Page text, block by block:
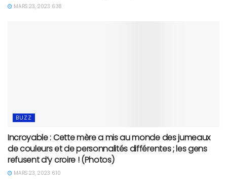
MARS 23, 2023 6:38
BUZZ
Incroyable : Cette mère a mis au monde des jumeaux
de couleurs et de personnalités différentes ; les gens
refusent d’y croire ! (Photos)
MARS 23, 2023 6:10